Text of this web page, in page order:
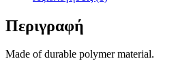
Περιγραφή
Made of durable polymer material.